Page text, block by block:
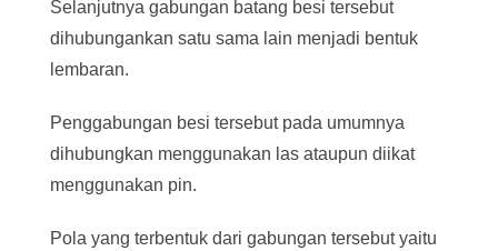
Selanjutnya gabungan batang besi tersebut
dihubungankan satu sama lain menjadi bentuk
lembaran.
Penggabungan besi tersebut pada umumnya
dihubungkan menggunakan las ataupun diikat
menggunakan pin.
Pola yang terbentuk dari gabungan tersebut yaitu